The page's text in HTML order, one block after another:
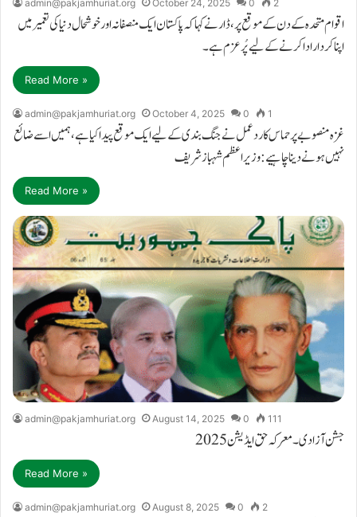
admin@pakjamhuriat.org October 24, 2025 0 2
اقوام متحدہ کے دن کے موقع پر، ڈار نے کہا کہ پاکستان ایک منصفانہ اور خوشحال دنیا کی تعمیر میں
اپنا کردار ادا کرنے کے لیے پُرعزم ہے۔
Read More »
admin@pakjamhuriat.org October 4, 2025 0 1
غزہ منصوبے پر حماس کا ردعمل نے جنگ بندی کے لیے ایک موقع پیدا کیا ہے، ہمیں اسے ضائع
نہیں ہونے دینا چاہیے: وزیراعظم شہباز شریف
Read More »
admin@pakjamhuriat.org August 14, 2025 0 111
جشن آزادی ۔ معرکہ حق ایڈیشن 2025
Read More »
admin@pakjamhuriat.org August 8, 2025 0 2